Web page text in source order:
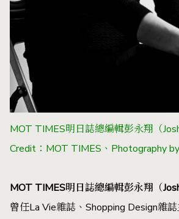
MOT TIMES明日誌總編輯彭永翔（
Credit：MOT TIMES、Photography by
MOT TIMES明日誌總編輯彭永翔（Josh
曾任La Vie雜誌、Shopping Design雜